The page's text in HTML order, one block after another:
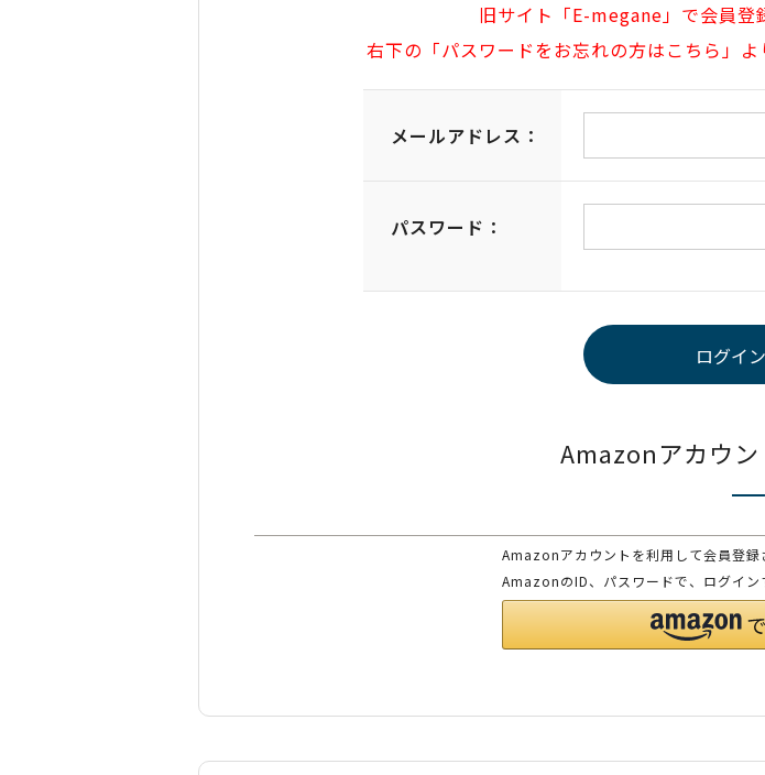
旧サイト「E-megane」で会員登
右下の「パスワードをお忘れの方はこちら」
メールアドレス：
パスワード：
Amazonアカウ
Amazonアカウントを利用して会員登録
AmazonのID、パスワードで、ログイン